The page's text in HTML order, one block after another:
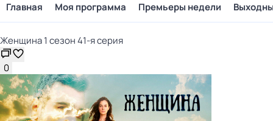
Главная Моя программа Премьеры недели
Женщина 1 сезон 41-я серия
0